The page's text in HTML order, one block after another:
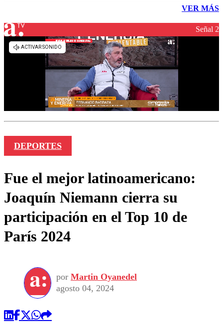
VER MÁS
Señal 2
DEPORTES
Fue el mejor latinoamericano:
Joaquín Niemann cierra su
participación en el Top 10 de
París 2024
por Martin Oyanedel
agosto 04, 2024